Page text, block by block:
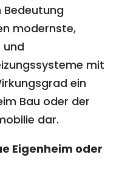
Bedeutung
modernste,
mit
ein
Bau oder der
dar.
Eigenheim oder